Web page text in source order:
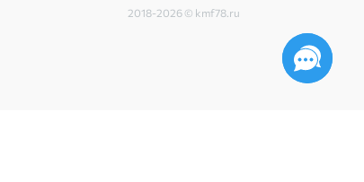
2018-2026 © kmf78.ru